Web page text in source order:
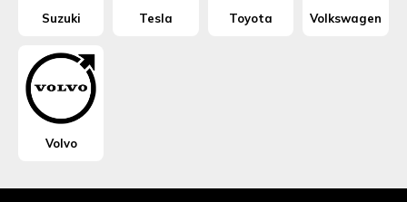
Suzuki Tesla Toyota Volkswagen
Volvo